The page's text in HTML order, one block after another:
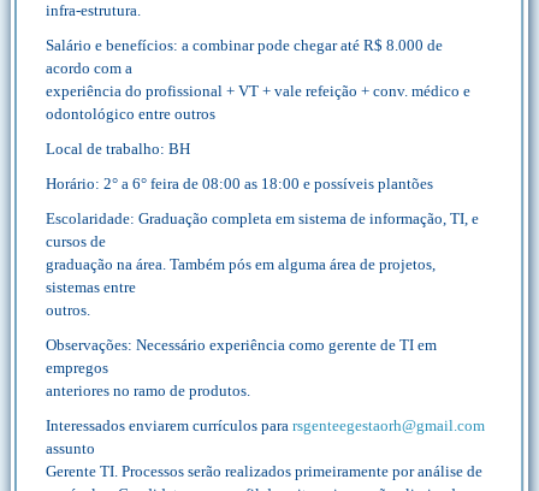
infra-estrutura.
Salário e benefícios: a combinar pode chegar até R$ 8.000 de
acordo com a
experiência do profissional + VT + vale refeição + conv. médico e
odontológico entre outros
Local de trabalho: BH
Horário: 2° a 6° feira de 08:00 as 18:00 e possíveis plantões
Escolaridade: Graduação completa em sistema de informação, TI, e
cursos de
graduação na área. Também pós em alguma área de projetos,
sistemas entre
outros.
Observações: Necessário experiência como gerente de TI em
empregos
anteriores no ramo de produtos.
Interessados enviarem currículos para rsgenteegestaorh@gmail.com
assunto
Gerente TI. Processos serão realizados primeiramente por análise de